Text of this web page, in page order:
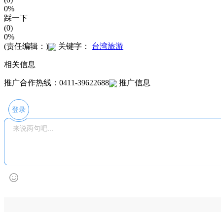
0%
踩一下
(0)
0%
(责任编辑：)
关键字： 台湾旅游
相关信息
推广合作热线：0411-39622688 推广信息
登录